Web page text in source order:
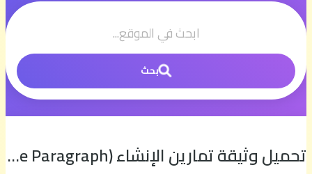
بحث
تحميل وثيقة تمارين الإنشاء (Writing a Descriptive Paragraph) الوحدة الأولى للثانية بكالوريا: الإنجليزية مع السيمو